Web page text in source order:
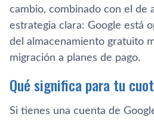
cambio, combinado con el de
estrategia clara: Google está
del almacenamiento gratuito
migración a planes de pago.
Qué significa para tu
Si tienes una cuenta de